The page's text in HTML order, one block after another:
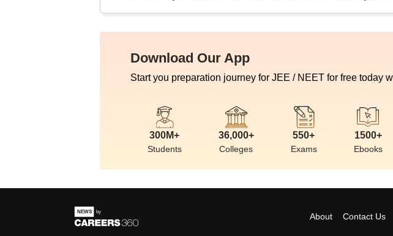
Download Our App
Start you preparation journey for JEE / NEET for free today
300M+
Students
36,000+
Colleges
550+
Exams
1500+
Ebooks
About Contact Us